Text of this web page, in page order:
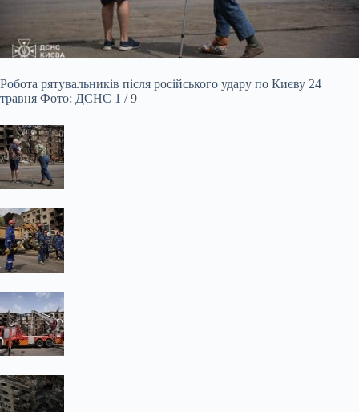
Робота рятувальників після російського удару по Києву 24
травня Фото: ДСНС 1 / 9